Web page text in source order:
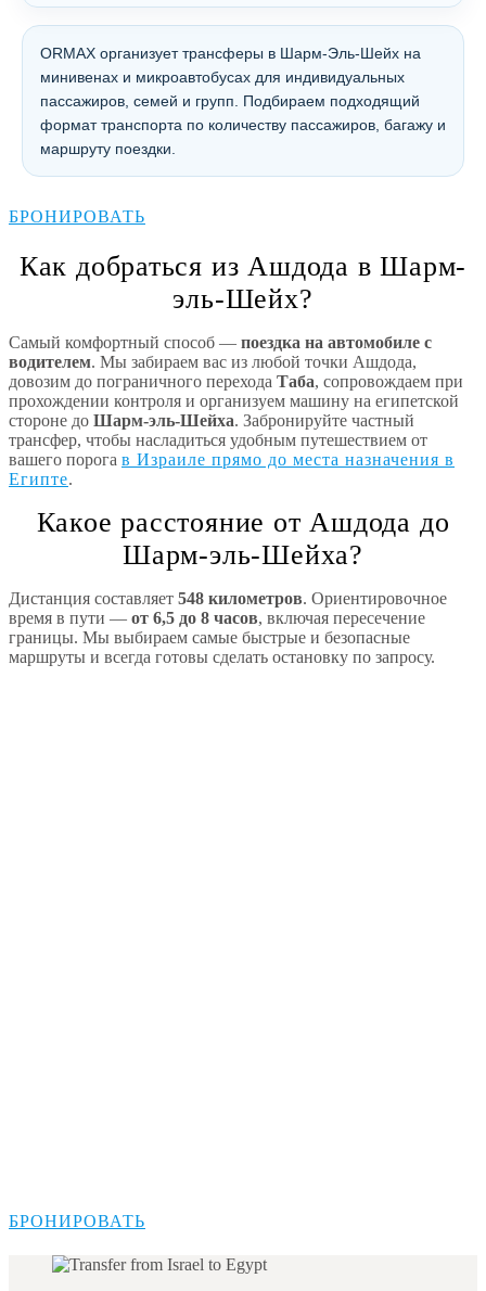
ORMAX организует трансферы в Шарм-Эль-Шейх на
минивенах и микроавтобусах для индивидуальных
пассажиров, семей и групп. Подбираем подходящий
формат транспорта по количеству пассажиров, багажу и
маршруту поездки.
БРОНИРОВАТЬ
Как добраться из Ашдода в Шарм-
эль-Шейх?
Самый комфортный способ — поездка на автомобиле с
водителем. Мы забираем вас из любой точки Ашдода,
довозим до пограничного перехода Таба, сопровождаем при
прохождении контроля и организуем машину на египетской
стороне до Шарм-эль-Шейха. Забронируйте частный
трансфер, чтобы насладиться удобным путешествием от
вашего порога в Израиле прямо до места назначения в
Египте.
Какое расстояние от Ашдода до
Шарм-эль-Шейха?
Дистанция составляет 548 километров. Ориентировочное
время в пути — от 6,5 до 8 часов, включая пересечение
границы. Мы выбираем самые быстрые и безопасные
маршруты и всегда готовы сделать остановку по запросу.
БРОНИРОВАТЬ